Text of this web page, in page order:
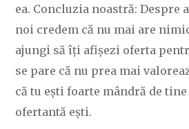
ea. Concluzia noastră: Despre
noi credem că nu mai are
ajungi să îți afișezi oferta
se pare că nu prea mai
că tu ești foarte mândră de
ofertantă ești.